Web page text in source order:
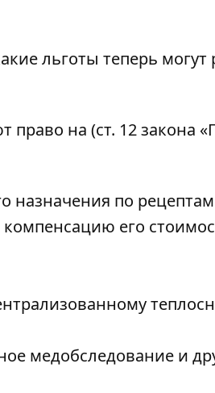
льготы теперь могут
на (ст. 12 закона «
назначения по
его
медобследование и